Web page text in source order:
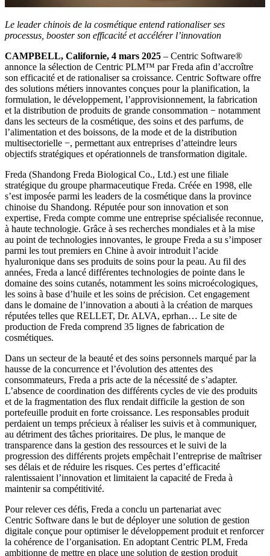
Le leader chinois de la cosmétique entend rationaliser ses
processus, booster son efficacité et accélérer l’innovation
CAMPBELL, Californie, 4 mars 2025 – Centric Software®
annonce la sélection de Centric PLM™ par Freda afin d’accroître
son efficacité et de rationaliser sa croissance. Centric Software offre
des solutions métiers innovantes conçues pour la planification, la
formulation, le développement, l’approvisionnement, la fabrication
et la distribution de produits de grande consommation − notamment
dans les secteurs de la cosmétique, des soins et des parfums, de
l’alimentation et des boissons, de la mode et de la distribution
multisectorielle −, permettant aux entreprises d’atteindre leurs
objectifs stratégiques et opérationnels de transformation digitale.
Freda (Shandong Freda Biological Co., Ltd.) est une filiale
stratégique du groupe pharmaceutique Freda. Créée en 1998, elle
s’est imposée parmi les leaders de la cosmétique dans la province
chinoise du Shandong. Réputée pour son innovation et son
expertise, Freda compte comme une entreprise spécialisée reconnue,
à haute technologie. Grâce à ses recherches mondiales et à la mise
au point de technologies innovantes, le groupe Freda a su s’imposer
parmi les tout premiers en Chine à avoir introduit l’acide
hyaluronique dans ses produits de soins pour la peau. Au fil des
années, Freda a lancé différentes technologies de pointe dans le
domaine des soins cutanés, notamment les soins microécologiques,
les soins à base d’huile et les soins de précision. Cet engagement
dans le domaine de l’innovation a abouti à la création de marques
réputées telles que RELLET, Dr. ALVA, eprhan… Le site de
production de Freda comprend 35 lignes de fabrication de
cosmétiques.
Dans un secteur de la beauté et des soins personnels marqué par la
hausse de la concurrence et l’évolution des attentes des
consommateurs, Freda a pris acte de la nécessité de s’adapter.
L’absence de coordination des différents cycles de vie des produits
et de la fragmentation des flux rendait difficile la gestion de son
portefeuille produit en forte croissance. Les responsables produit
perdaient un temps précieux à réaliser les suivis et à communiquer,
au détriment des tâches prioritaires. De plus, le manque de
transparence dans la gestion des ressources et le suivi de la
progression des différents projets empêchait l’entreprise de maîtriser
ses délais et de réduire les risques. Ces pertes d’efficacité
ralentissaient l’innovation et limitaient la capacité de Freda à
maintenir sa compétitivité.
Pour relever ces défis, Freda a conclu un partenariat avec
Centric Software dans le but de déployer une solution de gestion
digitale conçue pour optimiser le développement produit et renforcer
la cohérence de l’organisation. En adoptant Centric PLM, Freda
ambitionne de mettre en place une solution de gestion produit